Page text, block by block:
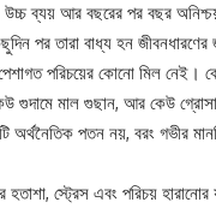
উচ্চ ব্যয় আর বছরের পর বছর
পর তারা বাধ্য হন
পরিচয়ের কোনো মিল নেই।
গুদামে মাল গুছান, আর কেউ
অর্থনৈতিক পতন নয়, বরং গভীর
হতাশা, স্ট্রেস এবং পরিচয়